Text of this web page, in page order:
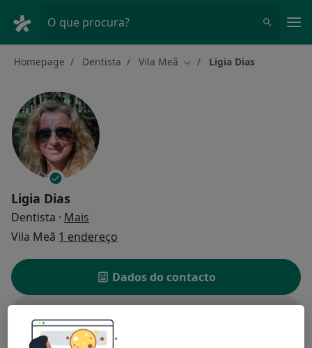
O que procura?
Homepage Dentista Vila Meã Mudar de cidade
Ligia Dias
Ligia Dias
Dentista · Mais
Vila Meã 1 endereço
Dados do contacto